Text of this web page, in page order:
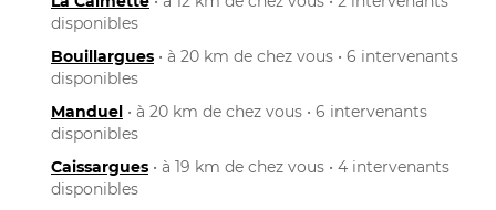
disponibles
Bouillargues • à 20 km de chez vous • 6 intervenants
disponibles
Manduel • à 20 km de chez vous • 6 intervenants
disponibles
Caissargues • à 19 km de chez vous • 4 intervenants
disponibles